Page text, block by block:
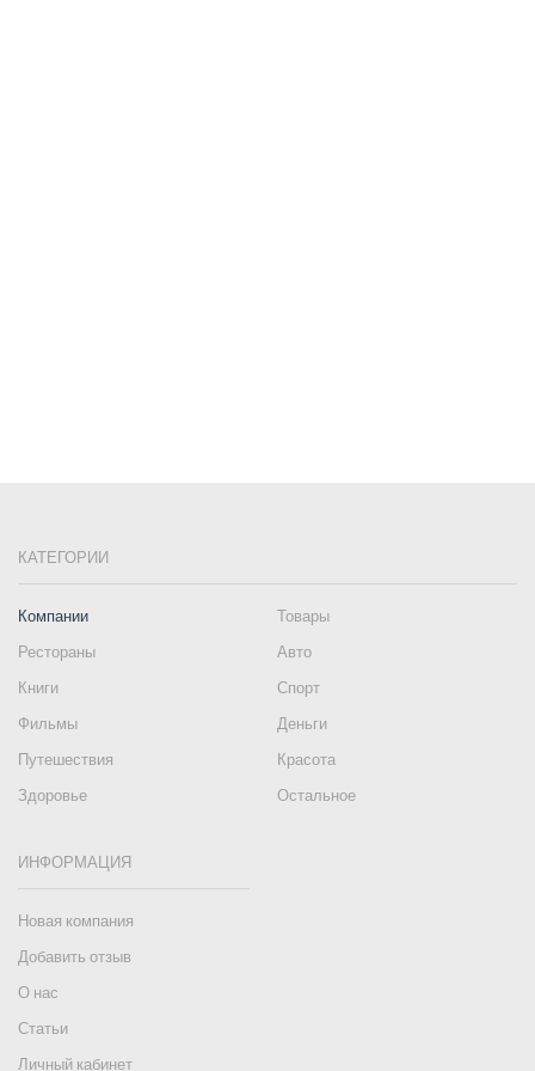
КАТЕГОРИИ
Компании
Товары
Рестораны
Авто
Книги
Спорт
Фильмы
Деньги
Путешествия
Красота
Здоровье
Остальное
ИНФОРМАЦИЯ
Новая компания
Добавить отзыв
О нас
Статьи
Личный кабинет